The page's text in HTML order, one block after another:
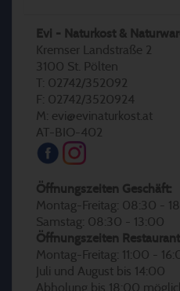
Evi - Naturkost &
Kremser Landstraße 2
3100 St. Pölten
T: 02742/352092
F: 02742/3520924
M: evi@evinaturkost.at
AT-BIO-402
Öffnungszeiten Geschäft:
Montag-Freitag: 08:30 -
Samstag: 08:30 - 13:00
Öffnungszeiten
Montag-Freitag: 11:00 -
Juli und August bis 14:00
Abholung bis 18:00